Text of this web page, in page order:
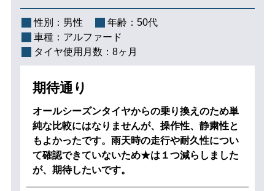
性別： 男性 年齢： 50代
車種： アルファード
タイヤ使用月数： 8ヶ月
期待通り
オールシーズンタイヤからの乗り換えのため単
純な比較にはなりませんが、操作性、静粛性と
もよかったです。雨天時の走行や耐久性につい
て確認できていないため★は１つ減らしました
が、期待したいです。